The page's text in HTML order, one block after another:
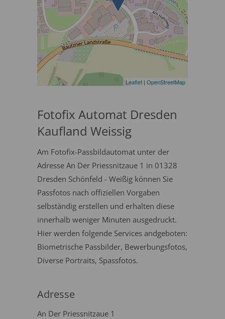
Leaflet | OpenStreetMap
Fotofix Automat Dresden
Kaufland Weissig
Am Fotofix-Passbildautomat unter der
Adresse An Der Priessnitzaue 1 in 01328
Dresden Schönfeld - Weißig können Sie
Passfotos nach offiziellen Vorgaben
selbständig erstellen und erhalten diese
innerhalb weniger Minuten ausgedruckt.
Hier werden folgende Services andgeboten:
Biometrische Passbilder, Bewerbungsfotos,
Diverse Portraits, Spassfotos.
Adresse
An Der Priessnitzaue 1